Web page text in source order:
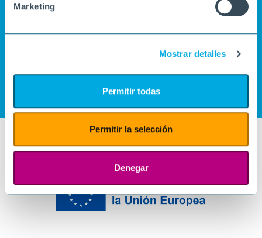
Marketing
Mostrar detalles
Permitir todas
Permitir la selección
Denegar